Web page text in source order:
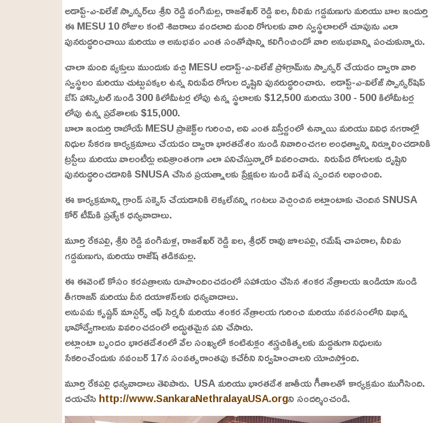
అడాప్ట్-ఎ-విలేజ్ స్పాన్సర్‌లు శ్రీని రెడ్డి వంగిమల్ల, రాజశేఖర్ రెడ్డి ఐల, నీలిమ గడ్డమణుగు మరియు బాల ఇందుర్తి
ఈ MESU 10 రోజుల కంటి శిబిరాలు వందలాది మంది రోగులకు వారి స్వస్థలాలలో చూపును ఎలా
పునరుద్ధరించాయి మరియు ఆ అనుభవం ఎంత సంతోషాన్ని కలిగించిందో వారి అనుభవాన్ని పంచుకున్నారు.
చాలా మంది వ్యక్తులు ముందుకు వచ్చి MESU అడాప్ట్-ఎ-విలేజ్ ప్రోగ్రామ్‌ను స్పాన్సర్ చేయడం ద్వారా వారి
స్వస్థలం మరియు చుట్టుపక్కల ఉన్న నిరుపేద రోగుల దృష్టిని పునరుద్ధరించారు. అడాప్ట్-ఎ-విలేజ్ స్పాన్సర్‌షిప్
బేస్ హాస్పిటల్ నుండి 300 కిలోమీటర్ల లోపు ఉన్న స్థలాలకు $12,500 మరియు 300 - 500 కిలోమీటర్ల
లోపు ఉన్న ప్రదేశాలకు $15,000.
బాలా ఇందుర్తి రాబోయే MESU ప్రాజెక్ట్‌ల గురించి, అవి ఎంత విస్తీర్ణంలో ఉన్నాయి మరియు వివిధ నగరాల్లో
నిధుల సేకరణ కార్యక్రమాలు చేయడం ద్వారా భారతదేశం నుండి నివారించగల అంధత్వాన్ని నిర్మూలించడానికి
ట్రస్టీలు మరియు వాలంటీర్లు అవిశ్రాంతంగా ఎలా పనిచేస్తున్నారో వివరించారు. నిరుపేద రోగులకు దృష్టిని
పునరుద్ధరించడానికి SNUSA చేసిన ప్రయత్నాలకు ప్రేక్షకుల నుండి విశేష స్పందన లభించింది.
ఈ కార్యక్రమాన్ని గ్రాండ్ సక్సెస్ చేయడానికి లెక్కలేనన్ని గంటలు వెచ్చించిన అట్లాంటాకు చెందిన SNUSA
కోర్ టీమ్‌కి ప్రత్యేక ధన్యవాదాలు.
మూర్తి రేకపల్లి, శ్రీని రెడ్డి వంగిమళ్ల, రాజశేఖర్ రెడ్డి ఐల, శ్రీధర్ రావు జూలపల్లి, రమేష్ చాపరాల, నీలిమ
గడ్డమణుగు, మరియు రాజేష్ తడికమల్ల.
ఈ ఈవెంట్ కోసం కరపత్రాలను రూపొందించడంలో సహాయం చేసిన శంకర నేత్రాలయ ఇండియా నుండి
తీగరాజన్ మరియు దీన దయాళన్‌లకు ధన్యవాదాలు.
అనుపమ కృష్ణన్ మాస్టర్స్ ఆఫ్ సెర్మనీ మరియు శంకర నేత్రాలయ గురించి మరియు నవరసంలోని విభిన్న
భావోద్వేగాలను వివరించడంలో అద్భుతమైన పని చేసారు.
అట్లాంటా బృందం భారతదేశంలో వేల సంఖ్యలో కంటిశుక్లం శస్త్రచికిత్సలకు మద్దతుగా నిధులను
సేకరించేందుకు నవంబర్ 17న సంవత్సరాంతపు కచేరీని నిర్వహించాలని యోచిస్తోంది.
మూర్తి రేకపల్లి ధన్యవాదాలు తెలిపారు. USA మరియు భారతదేశ జాతీయ గీతాలతో కార్యక్రమం ముగిసింది.
దయచేసిhttp://www.SankaraNethralayaUSA.orgని సందర్శించండి.